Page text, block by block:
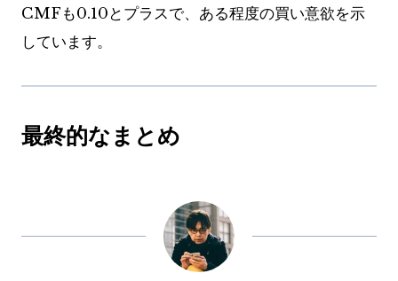
CMFも0.10とプラスで、ある程度の買い意欲を示
しています。
最終的なまとめ